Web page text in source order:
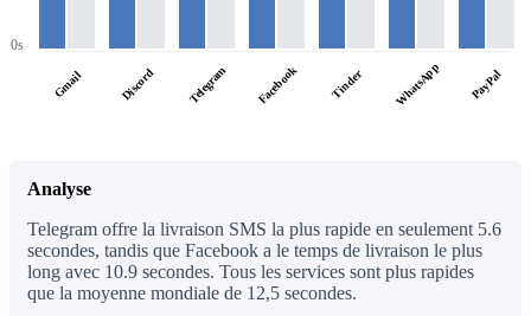
0s
Gmail Discord Telegram Facebook Tinder WhatsApp PayPal
Analyse
Telegram offre la livraison SMS la plus rapide en seulement 5.6
secondes, tandis que Facebook a le temps de livraison le plus
long avec 10.9 secondes. Tous les services sont plus rapides
que la moyenne mondiale de 12,5 secondes.